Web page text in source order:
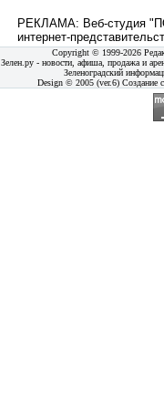
РЕКЛАМА: Веб-студия
интернет-
Copyright © 1999-2026
Зелен.ру - новости, афиша, продажа и
Зеленоградский
Design © 2005 (ver.6) Создание